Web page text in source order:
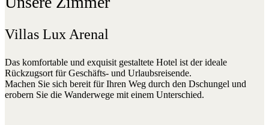
Villas Lux Arenal
Das komfortable und exquisit gestaltete Hotel ist der ideale
Rückzugsort für Geschäfts- und Urlaubsreisende.
Machen Sie sich bereit für Ihren Weg durch den Dschungel und
erobern Sie die Wanderwege mit einem Unterschied.